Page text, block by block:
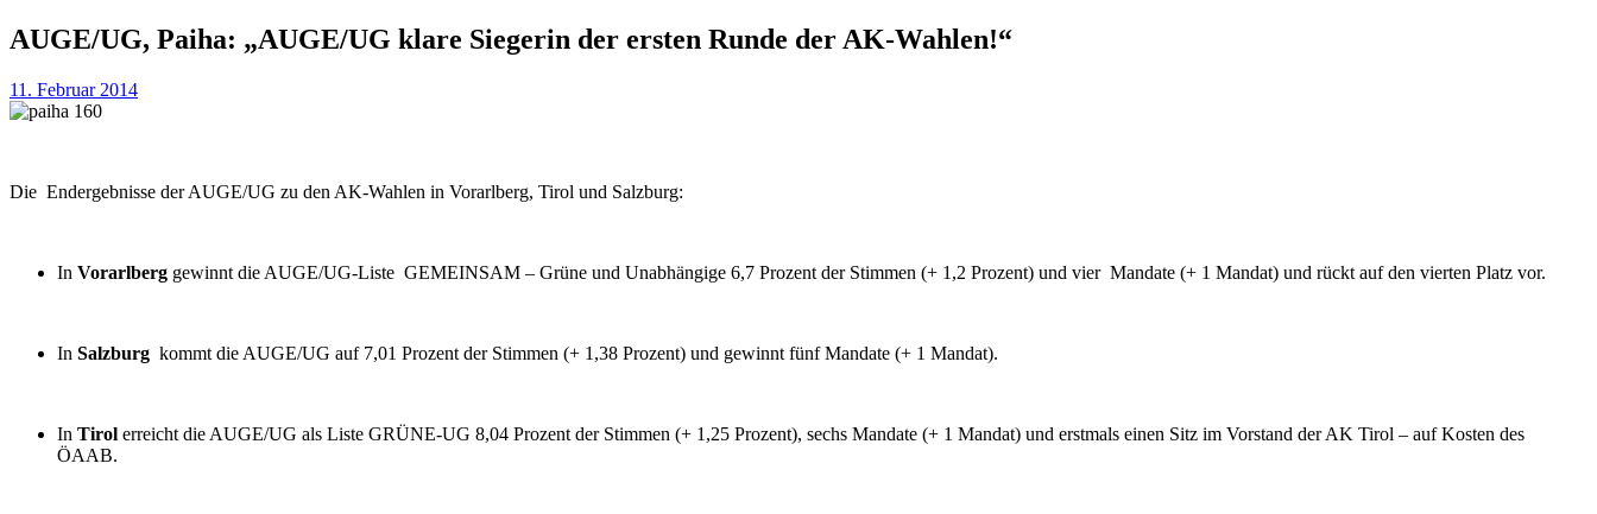
AUGE/UG, Paiha: „AUGE/UG klare Siegerin der ersten Runde der AK-Wahlen!“
11. Februar 2014
Die Endergebnisse der AUGE/UG zu den AK-Wahlen in Vorarlberg, Tirol und Salzburg:
In Vorarlberg gewinnt die AUGE/UG-Liste GEMEINSAM – Grüne und Unabhängige 6,7 Prozent der Stimmen (+ 1,2 Prozent) und vier Mandate (+ 1 Mandat) und rückt auf den vierten Platz vor.
In Salzburg kommt die AUGE/UG auf 7,01 Prozent der Stimmen (+ 1,38 Prozent) und gewinnt fünf Mandate (+ 1 Mandat).
In Tirol erreicht die AUGE/UG als Liste GRÜNE-UG 8,04 Prozent der Stimmen (+ 1,25 Prozent), sechs Mandate (+ 1 Mandat) und erstmals einen Sitz im Vorstand der AK Tirol – auf Kosten des
ÖAAB.